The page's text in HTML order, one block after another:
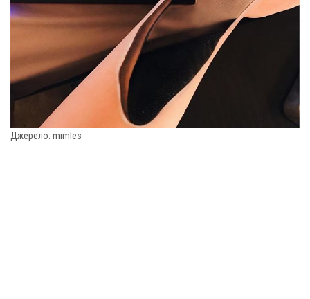
Джерело: mimles